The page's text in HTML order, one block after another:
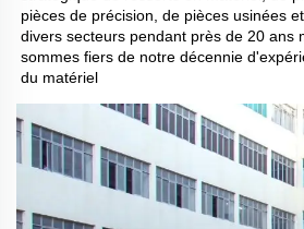
pièces de précision, de pièces usinées
divers secteurs pendant près de 20 ans
sommes fiers de notre décennie
du matériel